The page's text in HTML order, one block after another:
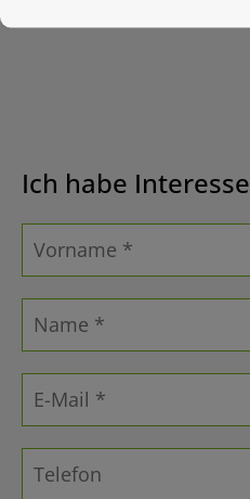
Ich habe Interesse